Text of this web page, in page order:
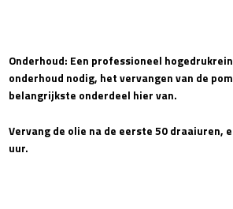
Onderhoud: Een professioneel
onderhoud nodig, het vervangen van de
belangrijkste onderdeel hier van.
Vervang de olie na de eerste 50 draaiuren,
uur.